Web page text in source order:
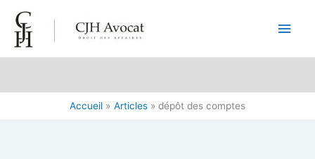
contenu
Accueil Articles dépôt des comptes